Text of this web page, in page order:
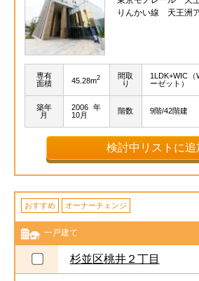
りんかい線 天王洲
専有
面積
45.28m2
間取
り
1LDK+WIC
ーゼット）
築年
月
2006年
10月
階数 9階/42階建
検討中リストに追
おすすめ オーナーチェンジ
一戸建て
杉並区桃井２丁目